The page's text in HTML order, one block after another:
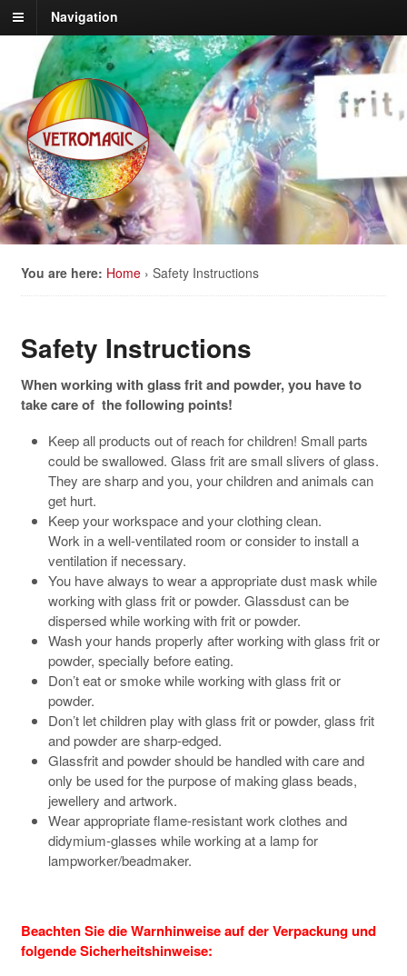
Navigation
You are here: Home › Safety Instructions
Safety Instructions
When working with glass frit and powder, you have to
take care of the following points!
Keep all products out of reach for children! Small parts
could be swallowed. Glass frit are small slivers of glass.
They are sharp and you, your children and animals can
get hurt.
Keep your workspace and your clothing clean.
Work in a well-ventilated room or consider to install a
ventilation if necessary.
You have always to wear a appropriate dust mask while
working with glass frit or powder. Glassdust can be
dispersed while working with frit or powder.
Wash your hands properly after working with glass frit or
powder, specially before eating.
Don’t eat or smoke while working with glass frit or
powder.
Don’t let children play with glass frit or powder, glass frit
and powder are sharp-edged.
Glassfrit and powder should be handled with care and
only be used for the purpose of making glass beads,
jewellery and artwork.
Wear appropriate flame-resistant work clothes and
didymium-glasses while working at a lamp for
lampworker/beadmaker.
Beachten Sie die Warnhinweise auf der Verpackung und
folgende Sicherheitshinweise: